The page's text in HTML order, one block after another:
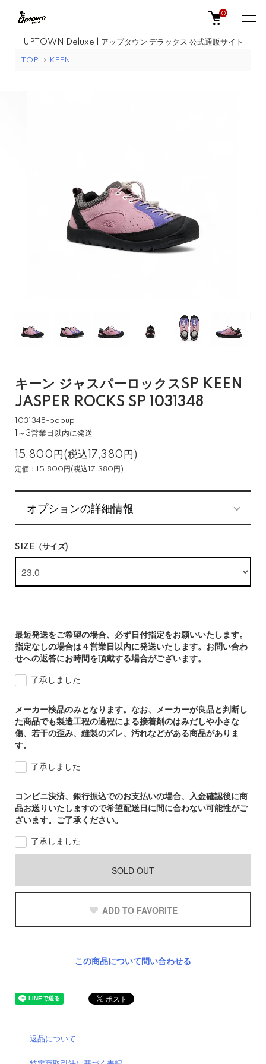
UPTOWN Deluxe | アップタウン デラックス 公式通販サイト
0
TOP KEEN
キーン ジャスパーロックスSP KEEN
JASPER ROCKS SP 1031348
1031348-popup
1～3営業日以内に発送
15,800円(税込17,380円)
定価：15,800円(税込17,380円)
オプションの詳細情報
SIZE（サイズ)
最短発送をご希望の場合、必ず日付指定をお願いいたします。
指定なしの場合は４営業日以内に発送いたします。お問い合わ
せへの返答にお時間を頂戴する場合がございます。
了承しました
メーカー検品のみとなります。なお、メーカーが良品と判断し
た商品でも製造工程の過程による接着剤のはみだしや小さな
傷、若干の歪み、縫製のズレ、汚れなどがある商品がありま
す。
了承しました
コンビニ決済、銀行振込でのお支払いの場合、入金確認後に商
品お送りいたしますので希望配送日に間に合わない可能性がご
ざいます。ご了承ください。
了承しました
SOLD OUT
ADD TO FAVORITE
この商品について問い合わせる
返品について